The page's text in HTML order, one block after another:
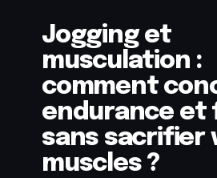
Jogging et
musculation :
comment
endurance et
sans sacrifier
muscles ?